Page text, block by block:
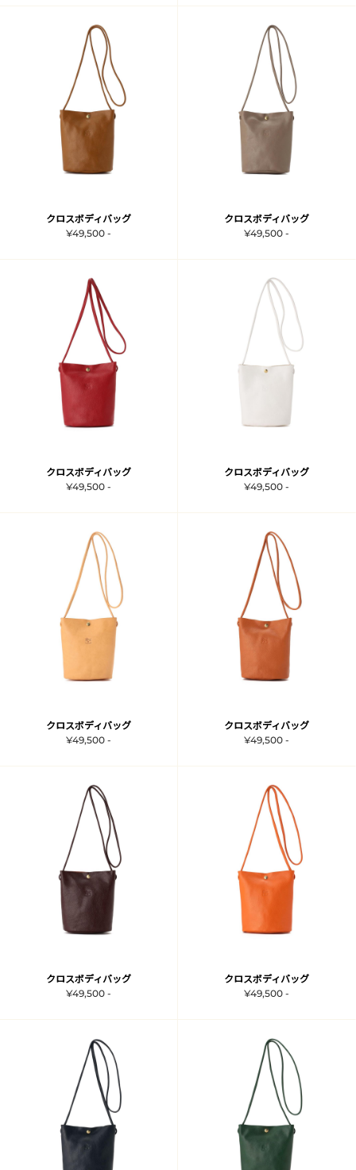
クロスボディバッグ
¥49,500 -
クロスボディバッグ
¥49,500 -
クロスボディバッグ
¥49,500 -
クロスボディバッグ
¥49,500 -
クロスボディバッグ
¥49,500 -
クロスボディバッグ
¥49,500 -
クロスボディバッグ
¥49,500 -
クロスボディバッグ
¥49,500 -